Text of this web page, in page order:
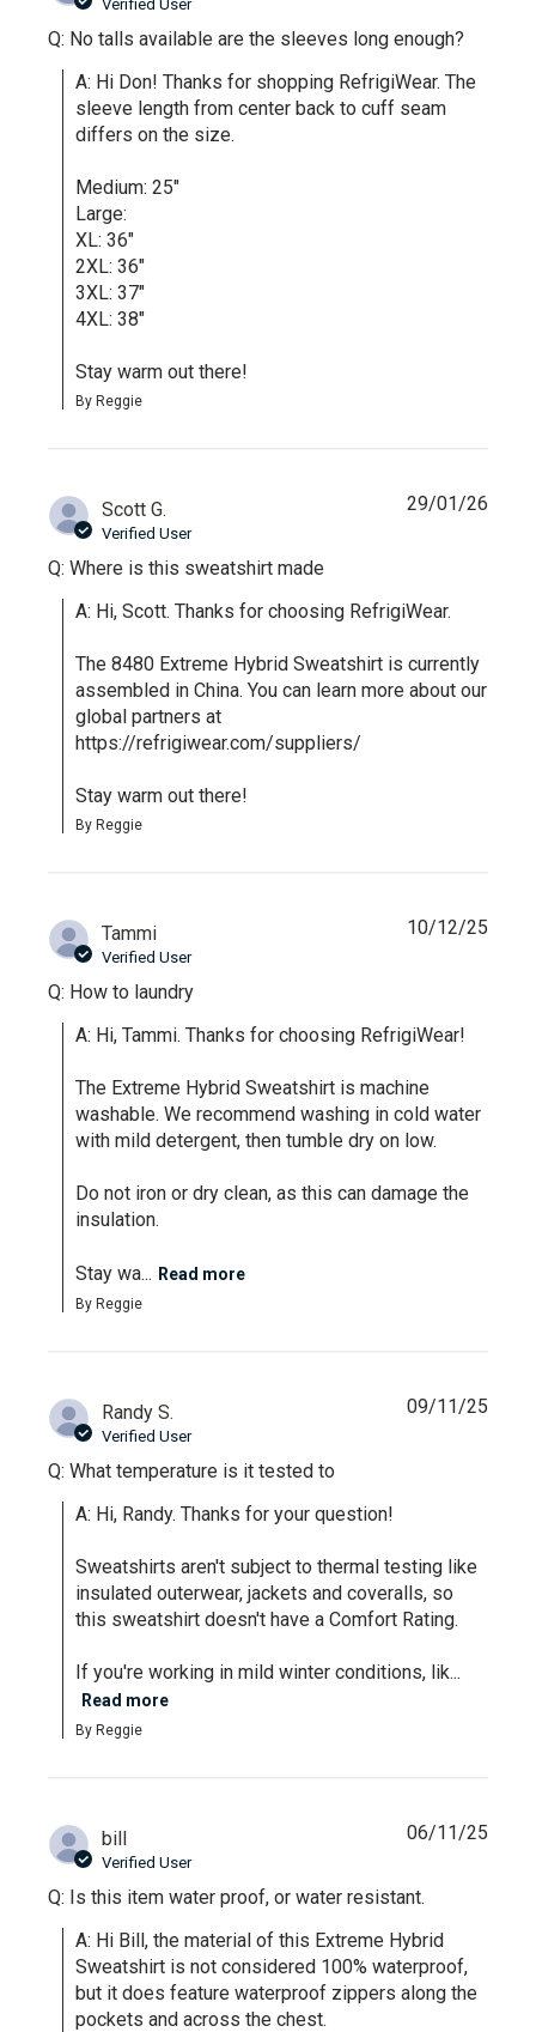
Verified User
Q: No talls available are the sleeves long enough?
A: Hi Don! Thanks for shopping RefrigiWear. The
sleeve length from center back to cuff seam
differs on the size.
Medium: 25"
Large:
XL: 36"
2XL: 36"
3XL: 37"
4XL: 38"
Stay warm out there!
By Reggie
Scott G.
Verified User
Q: Where is this sweatshirt made
A: Hi, Scott. Thanks for choosing RefrigiWear.
The 8480 Extreme Hybrid Sweatshirt is currently
assembled in China. You can learn more about our
global partners at
https://refrigiwear.com/suppliers/
Stay warm out there!
By Reggie
29/01/26
Tammi
Verified User
Q: How to laundry
A: Hi, Tammi. Thanks for choosing RefrigiWear!
The Extreme Hybrid Sweatshirt is machine
washable. We recommend washing in cold water
with mild detergent, then tumble dry on low.
Do not iron or dry clean, as this can damage the
insulation.
Stay wa... Read more
By Reggie
10/12/25
Randy S.
Verified User
Q: What temperature is it tested to
A: Hi, Randy. Thanks for your question!
Sweatshirts aren't subject to thermal testing like
insulated outerwear, jackets and coveralls, so
this sweatshirt doesn't have a Comfort Rating.
If you're working in mild winter conditions, lik...
Read more
By Reggie
09/11/25
bill
Verified User
Q: Is this item water proof, or water resistant.
A: Hi Bill, the material of this Extreme Hybrid
Sweatshirt is not considered 100% waterproof,
but it does feature waterproof zippers along the
pockets and across the chest.
06/11/25